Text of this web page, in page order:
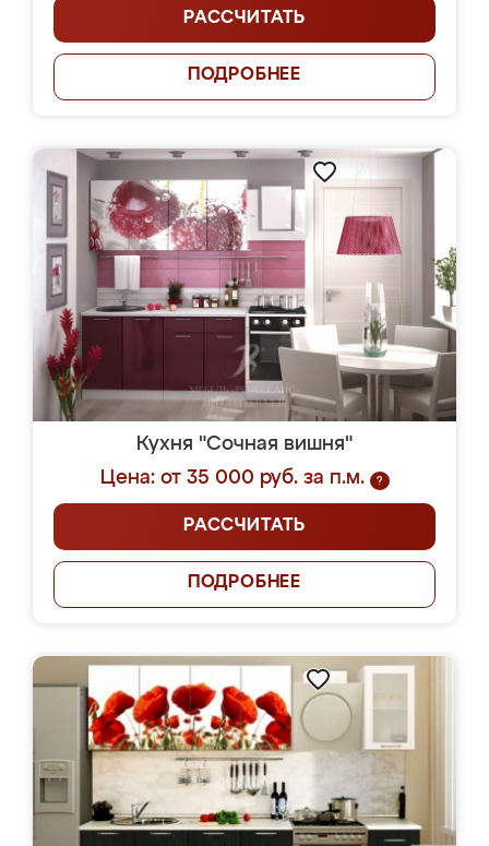
РАССЧИТАТЬ
ПОДРОБНЕЕ
Кухня "Сочная вишня"
Цена: от 35 000 руб. за п.м.
?
РАССЧИТАТЬ
ПОДРОБНЕЕ